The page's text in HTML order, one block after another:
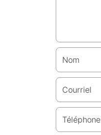
Nom
Courriel
Téléphone